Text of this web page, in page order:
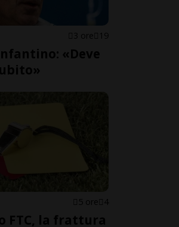
3 ore 19
«Deve
5 ore 4
FTC, la frattura